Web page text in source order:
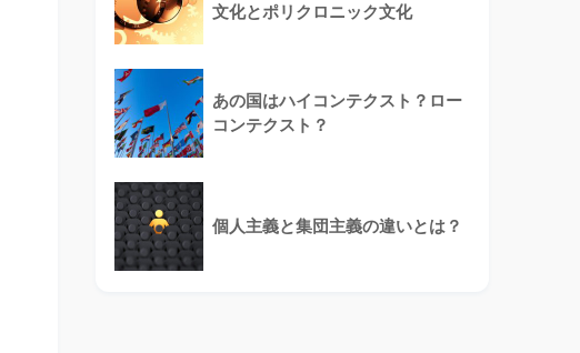
文化とポリクロニック文化
あの国はハイコンテクスト？ロー
コンテクスト？
個人主義と集団主義の違いとは？